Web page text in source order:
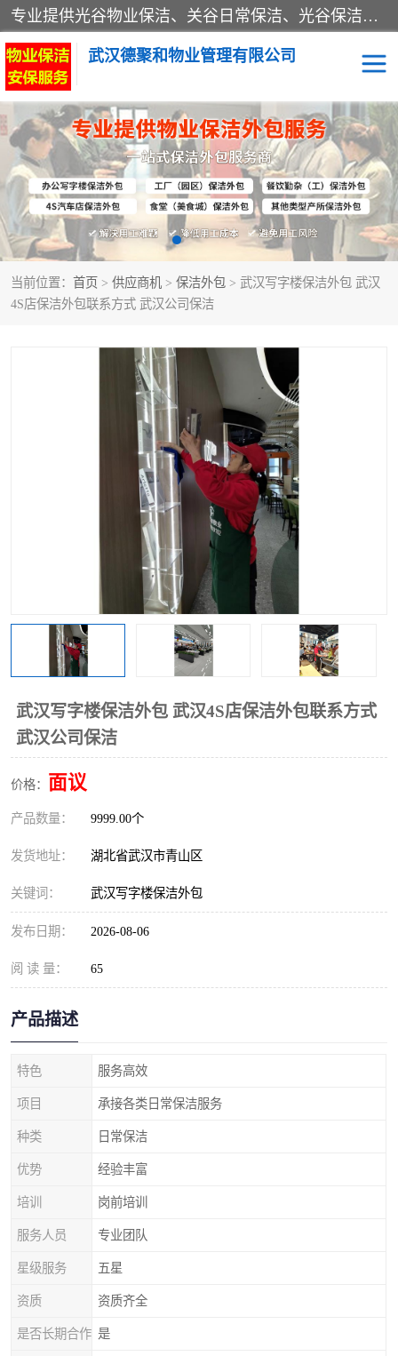
专业提供光谷物业保洁、关谷日常保洁、光谷保洁外包及武汉其他城区的单位日常保洁 武汉德聚和物业管理有限公司致力于打造中国专业物业保洁服务、日常保洁及其他保洁清洗外包服务。自公司成立以来提倡以先进的物业管理理念和模式经营，谋篇布局，以“至诚服务、精益求精、规范管理、锐意拓新”为质量方针，强化内部管理，为业主提供专业化、标准化和精细化的全方位物业服务，管理服务水平得到了广大业主和业内人士的一致好评。
武汉德聚和物业管理有限公司
当前位置： 首页 > 供应商机 > 保洁外包 > 武汉写字楼保洁外包 武汉
4S店保洁外包联系方式 武汉公司保洁
武汉写字楼保洁外包 武汉4S店保洁外包联系方式
武汉公司保洁
价格： 面议
产品数量： 9999.00个
发货地址： 湖北省武汉市青山区
关键词： 武汉写字楼保洁外包
发布日期： 2026-08-06
阅 读 量： 65
产品描述
特色 服务高效
项目 承接各类日常保洁服务
种类 日常保洁
优势 经验丰富
培训 岗前培训
服务人员 专业团队
星级服务 五星
资质 资质齐全
是否长期合作 是
保洁外包